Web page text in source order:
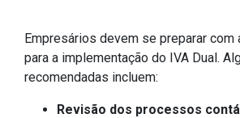
Empresários devem se preparar com
para a implementação do IVA Dual.
recomendadas incluem:
Revisão dos processos